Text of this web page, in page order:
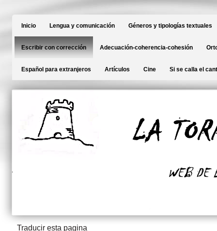
Inicio Lengua y comunicación Géneros y tipologías textuales
Escribir con corrección Adecuación-coherencia-cohesión
Español para extranjeros Artículos Cine Si se calla el
Traducir esta pagina